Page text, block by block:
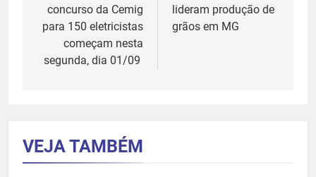
Post
concurso da Cemig
para 150 eletricistas
começam nesta
segunda, dia 01/09
lideram produção de
grãos em MG
VEJA TAMBÉM